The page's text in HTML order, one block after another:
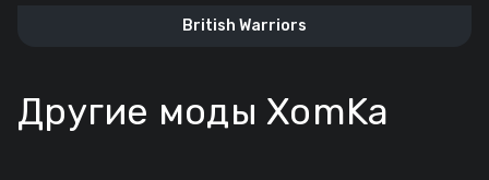
British Warriors
Другие моды XomKa